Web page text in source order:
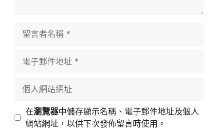
址
站
在瀏覽器中儲存顯示名稱、電子郵件地址及個人
網站網址，以供下次發佈留言時使用。